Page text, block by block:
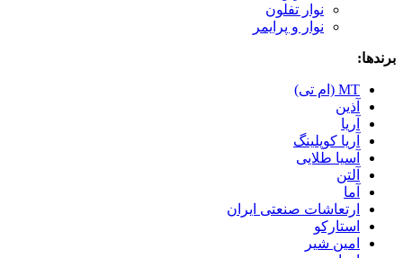
نوار تفلون
نوار و پرایمر
برندها:
MT (ام تی)
آذین
آریا
آریا کوپلینگ
آسیا طلایی
آلتن
آما
ارتعاشات صنعتی ایران
استارکو
امین شیر